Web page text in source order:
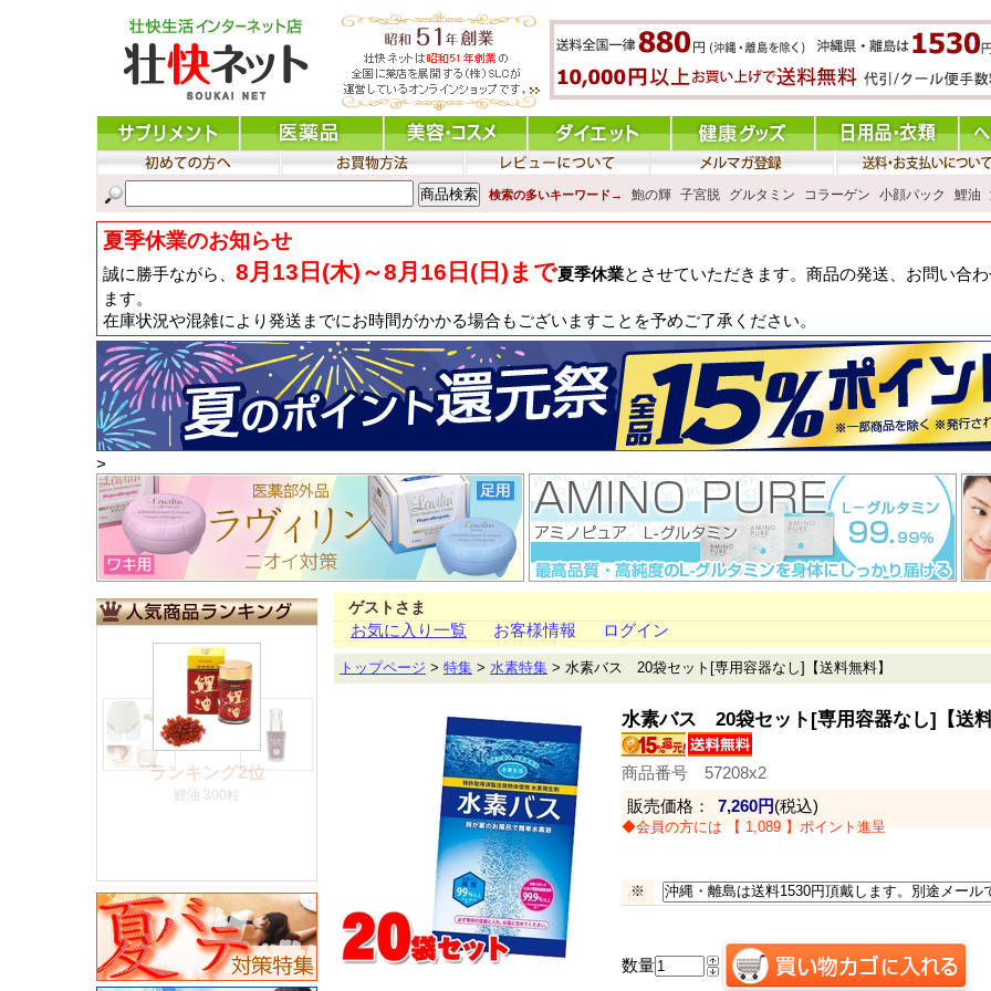
検索の多いキーワード→ 鮑の輝 子宮脱 グルタミン コラーゲン 小顔パック 鯉油
夏季休業のお知らせ
誠に勝手ながら、 8月13日(木)～8月16日(日)まで夏季休業とさせていただきます。商品の発送、お問い合
ます。
在庫状況や混雑により発送までにお時間がかかる場合もございますことを予めご了承ください。
>
ゲストさま
お気に入り一覧
お客様情報 ログイン
トップページ > 特集 > 水素特集 > 水素バス 20袋セット[専用容器なし]【送料無料】
水素バス 20袋セット[専用容器なし]【送
商品番号 57208x2
販売価格：
7,260円(税込)
◆会員の方には 【 1,089 】ポイント進呈
※
数量